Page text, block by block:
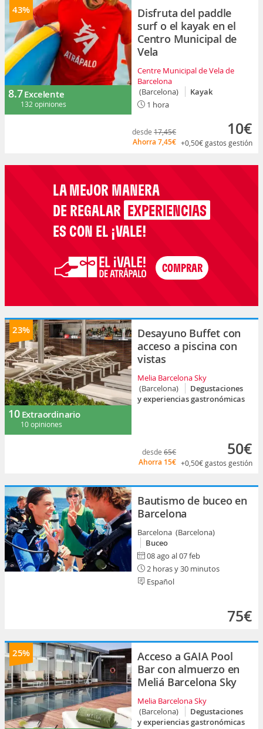
43%
8.7Excelente
132 opiniones
Disfruta del paddle
surf o el kayak en el
Centro Municipal de
Vela
Centre Municipal de Vela de
Barcelona
(Barcelona)
Kayak
1 hora
desde 17,45€
Ahorra 7,45€
10€
+0,50€gastos gestión
LA MEJOR MANERA
DE REGALAR EXPERIENCIAS
ES CON EL ¡VALE!
23%
10 Extraordinario
10 opiniones
Desayuno Buffet con
acceso a piscina con
vistas
Melia Barcelona Sky
(Barcelona)
Degustaciones
y experiencias gastronómicas
desde 65€
Ahorra 15€
50€
+0,50€gastos gestión
Bautismo de buceo en
Barcelona
Barcelona (Barcelona)
Buceo
08 ago al 07 feb
2 horas y 30 minutos
Español
75€
25%
Acceso a GAIA Pool
Bar con almuerzo en
Meliá Barcelona Sky
Melia Barcelona Sky
(Barcelona)
Degustaciones
y experiencias gastronómicas